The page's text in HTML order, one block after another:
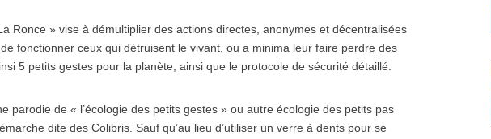
Ronce » vise à démultiplier des actions directes, anonymes et décentralisées
fonctionner ceux qui détruisent le vivant, ou a minima leur faire perdre des
5 petits gestes pour la planète, ainsi que le protocole de sécurité détaillé.
parodie de « l’écologie des petits gestes » ou autre écologie des petits pas
dite des Colibris. Sauf qu’au lieu d’utiliser un verre à dents pour se